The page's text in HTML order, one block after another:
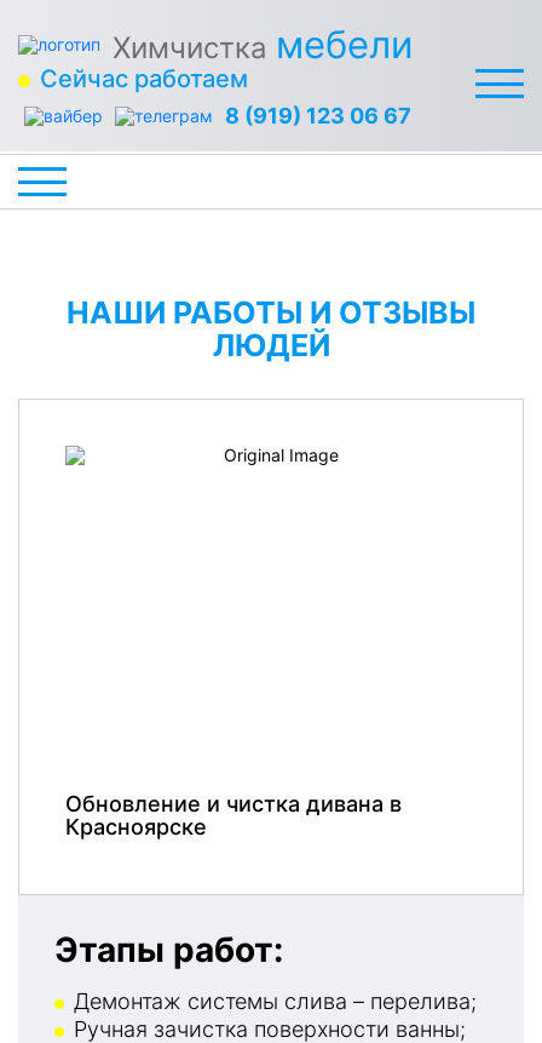
Химчистка мебели
Сейчас работаем
8 (919) 123 06 67
НАШИ РАБОТЫ И ОТЗЫВЫ
ЛЮДЕЙ
Обновление и чистка дивана в
Красноярске
Этапы работ:
Демонтаж системы слива – перелива;
Ручная зачистка поверхности ванны;